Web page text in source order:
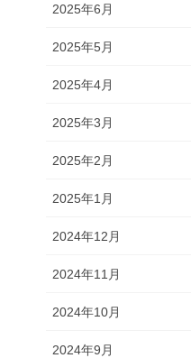
2025年6月
2025年5月
2025年4月
2025年3月
2025年2月
2025年1月
2024年12月
2024年11月
2024年10月
2024年9月